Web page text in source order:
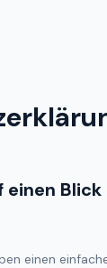
einen Blick
einen